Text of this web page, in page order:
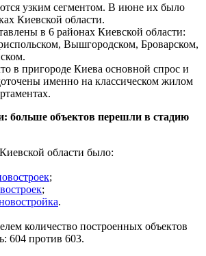
узким сегментом. В июне их было
Киевской области.
в 6 районах Киевской области:
Вышгородском, Броварском,
в пригороде Киева основной спрос и
именно на классическом жилом
больше объектов перешли в стадию
области было:
;
;
.
количество построенных объектов
604 против 603.